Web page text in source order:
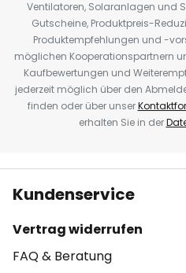
Ventilatoren, Solaranlagen und
Gutscheine, Produktpreis-
Produktempfehlungen und -
möglichen Kooperationspartnern
Kaufbewertungen und
jederzeit möglich über den
finden oder über unser
erhalten Sie in der
Kundenservice
Vertrag widerrufen
FAQ & Beratung